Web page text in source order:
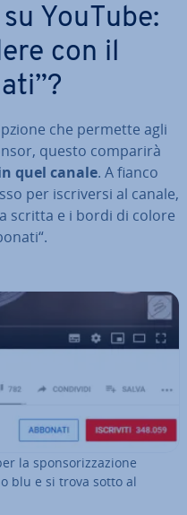
YouTube:
con il
che permette agli
questo comparirà
quel canale. A fianco
per iscri­ver­si al canale,
scritta e i bordi di colore
la spon­so­riz­za­zio­ne
blu e si trova sotto al